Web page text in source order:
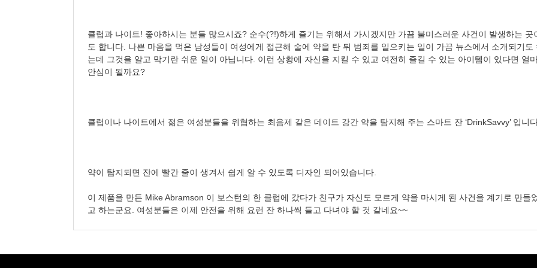
클럽과 나이트! 좋아하시는 분들 많으시죠? 순수(?!)하게 즐기는 위해서 가시겠지만 가끔 불미스러운 사건이 발생하는 곳
도 합니다. 나쁜 마음을 먹은 남성들이 여성에게 접근해 술에 약을 탄 뒤 범죄를 일으키는 일이 가끔 뉴스에서 소개되기도
는데 그것을 알고 막기란 쉬운 일이 아닙니다. 이런 상황에 자신을 지킬 수 있고 여전히 즐길 수 있는 아이템이 있다면 얼
안심이 될까요?
클럽이나 나이트에서 젊은 여성분들을 위협하는 최음제 같은 데이트 강간 약을 탐지해 주는 스마트 잔 ‘DrinkSavvy’ 입니
약이 탐지되면 잔에 빨간 줄이 생겨서 쉽게 알 수 있도록 디자인 되어있습니다.
이 제품을 만든 Mike Abramson 이 보스턴의 한 클럽에 갔다가 친구가 자신도 모르게 약을 마시게 된 사건을 계기로 만들
고 하는군요. 여성분들은 이제 안전을 위해 요런 잔 하나씩 들고 다녀야 할 것 같네요~~